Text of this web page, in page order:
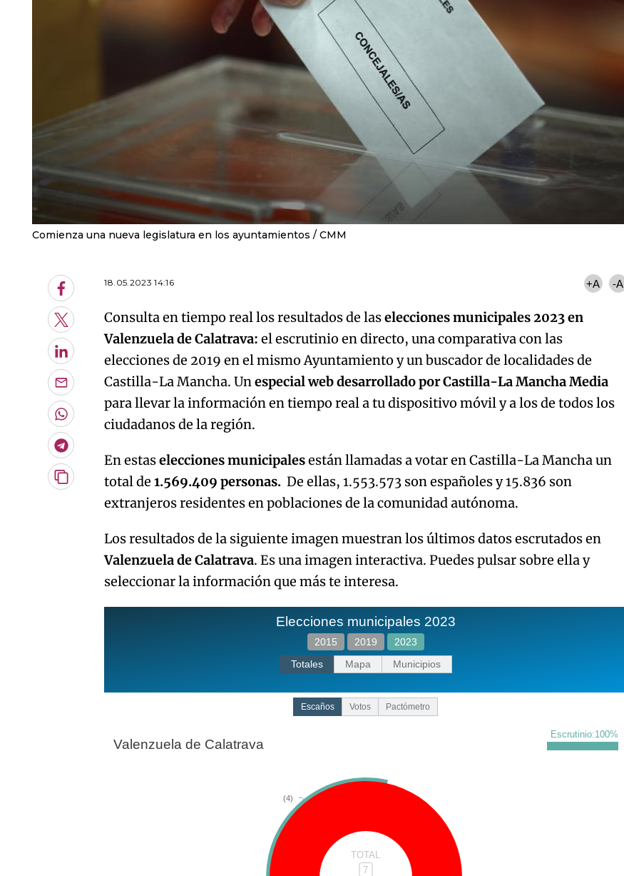
Comienza una nueva legislatura en los ayuntamientos CMM
Facebook
Twitter
LinkedIn
Enviar
por
Email
Whatsapp
Telegram
Copiar
18.05.2023 14:16 +A -A
Consulta en tiempo real los resultados de laselecciones municipales 2023 en
Valenzuela de Calatrava:el escrutinio en directo, una comparativa con las
elecciones de 2019 en el mismo Ayuntamiento y un buscador de localidades de
Castilla-La Mancha. Unespecial web desarrollado por Castilla-La Mancha Media
para llevar la información en tiempo real a tu dispositivo móvil y a los de todos los
ciudadanos de la región.
En estaselecciones municipalesestán llamadas a votar en Castilla-La Mancha un
total de 1.569.409 personas. De ellas, 1.553.573 son españoles y 15.836 son
extranjeros residentes en poblaciones de la comunidad autónoma.
Los resultados de la siguiente imagen muestran los últimos datos escrutados en
Valenzuela de Calatrava. Es una imagen interactiva. Puedes pulsar sobre ella y
seleccionar la información que más te interesa.
Elecciones municipales 2023
2015 2019 2023
Totales Mapa Municipios
Escaños Votos Pactómetro
Valenzuela de Calatrava
Escrutinio:100%
(4)
TOTAL
7